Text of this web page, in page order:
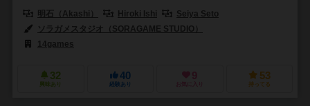
明石（Akashi）
Hiroki Ishi
Seiya Seto
ソラガメスタジオ（SORAGAME STUDIO）
14games
32
興味あり
40
経験あり
9
お気に入り
53
持ってる